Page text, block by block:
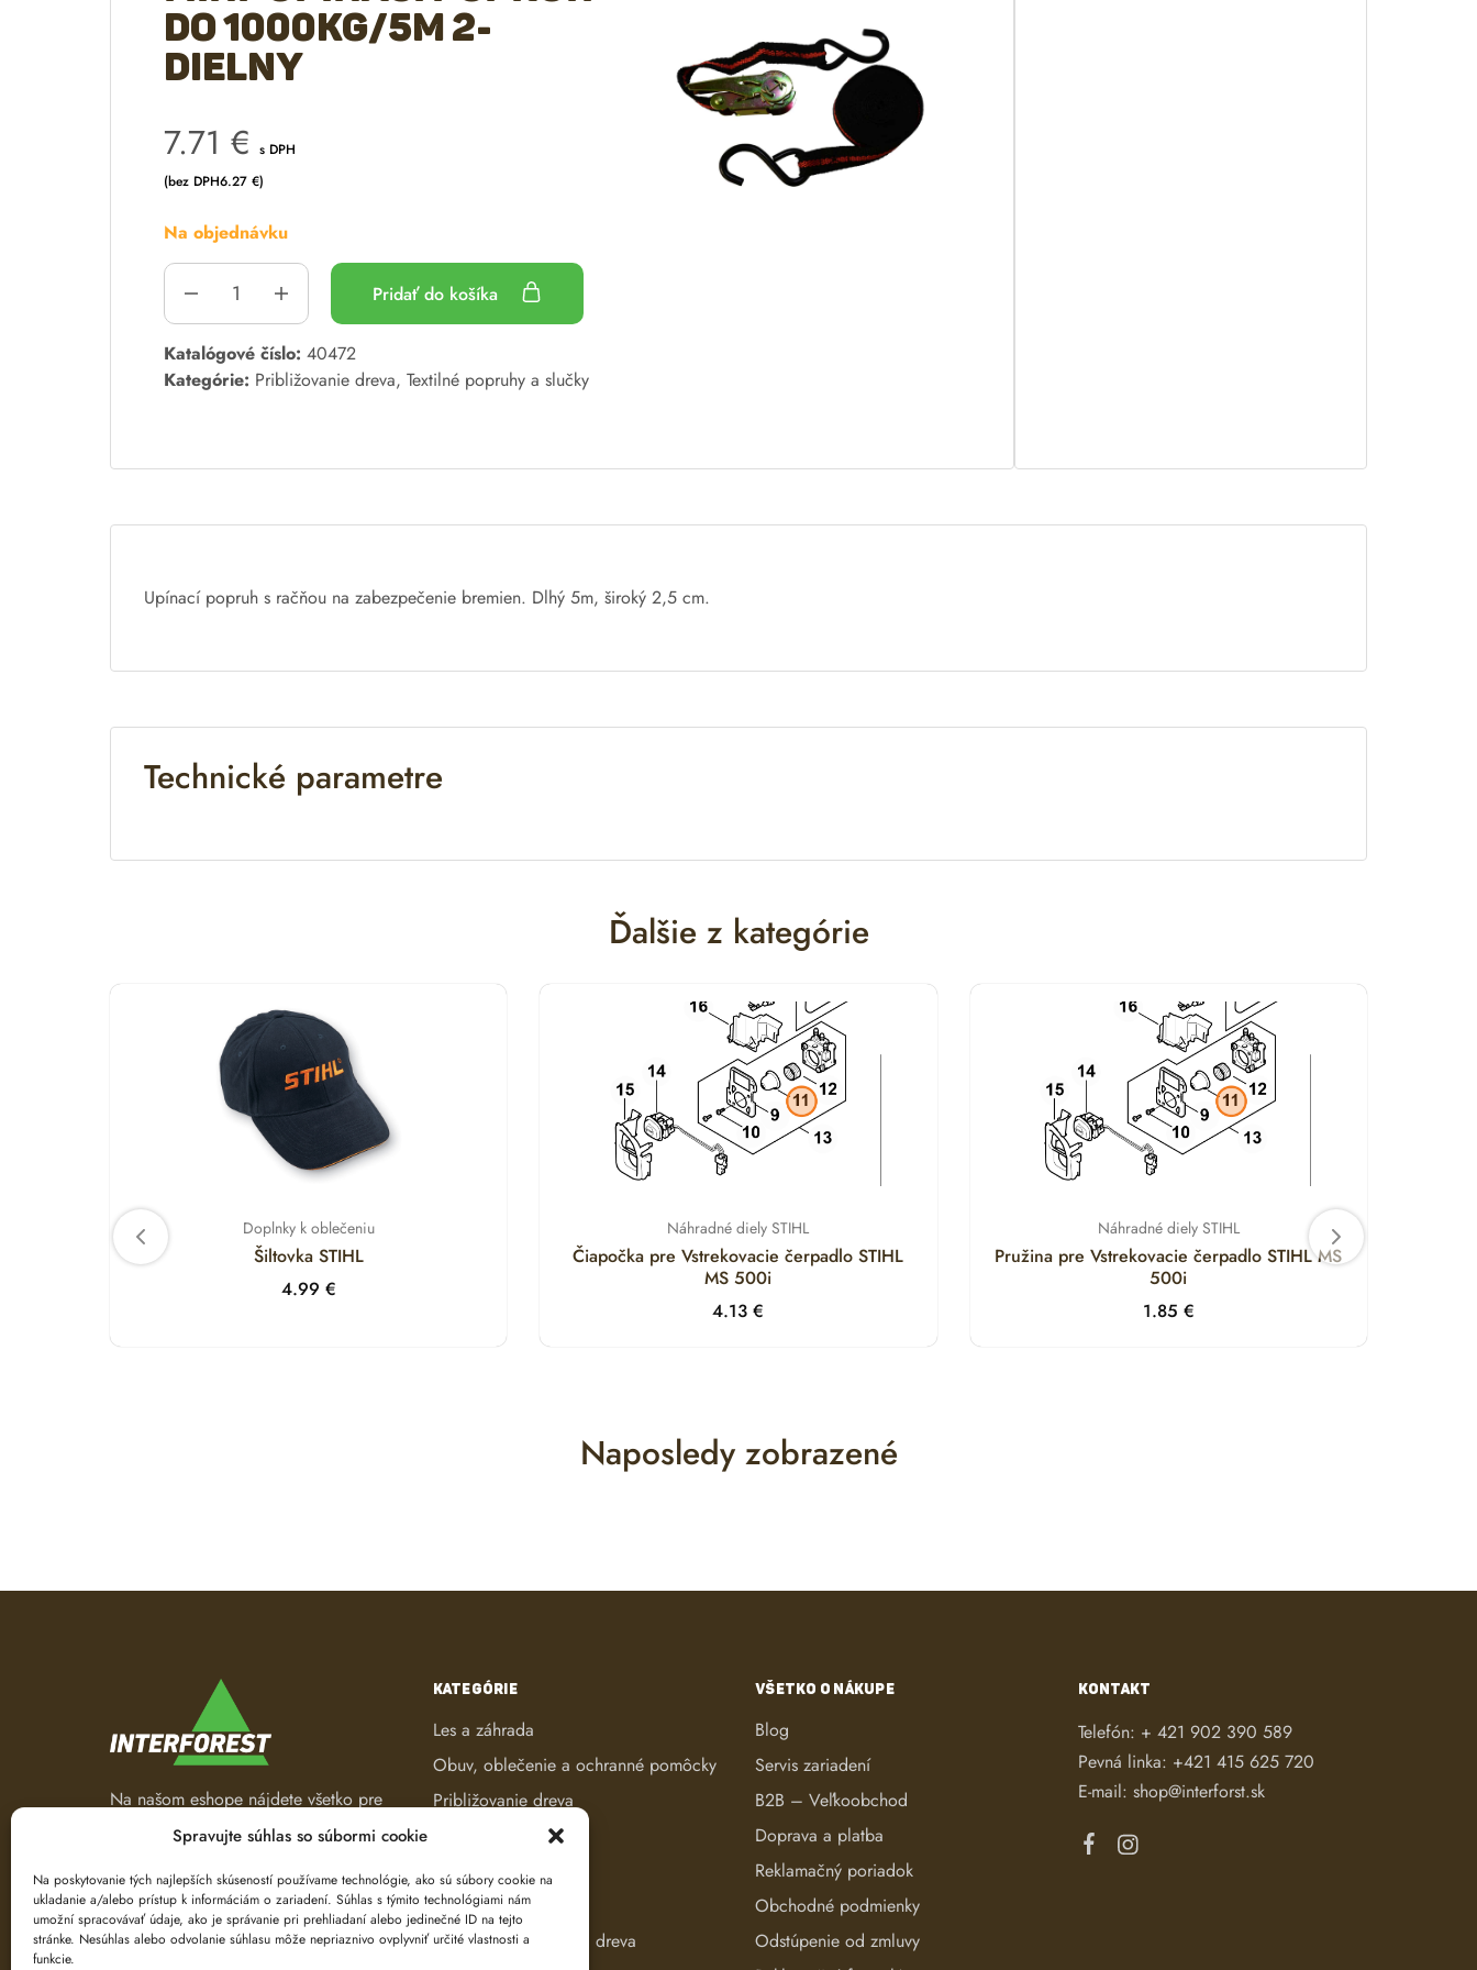
Spravujte súhlas so súbormi cookie
Na poskytovanie tých najlepších skúseností používame technológie, ako sú súbory cookie na
ukladanie a/alebo prístup k informáciám o zariadení. Súhlas s týmito technológiami nám
umožní spracovávať údaje, ako je správanie pri prehliadaní alebo jedinečné ID na tejto
stránke. Nesúhlas alebo odvolanie súhlasu môže nepriaznivo ovplyvniť určité vlastnosti a
funkcie.
do 1000kg/5m 2-
dielny
7.71 € s DPH
(bez DPH6.27 €)
Na objednávku
Pridať do košíka
A
l
v
Katalógové číslo: 40472
Kategórie: Približovanie dreva, Textilné popruhy a slučky
Upínací popruh s račňou na zabezpečenie bremien. Dlhý 5m, široký 2,5 cm.
Technické parametre
Ďalšie z kategórie
Doplnky k oblečeniu
Šiltovka STIHL
4.99 €
Náhradné diely STIHL
Čiapočka pre Vstrekovacie čerpadlo STIHL
MS 500i
4.13€
Náhradné diely STIHL
Pružina pre Vstrekovacie čerpadlo STIHL MS
500i
1.85 €
Naposledy zobrazené
Na našom eshope nájdete všetko pre
les a záhradu. Od pracovného
oblečenia, nástrojov na ťažbu a
spracovanie dreva až po ručné
náradie.
KATEGÓRIE
Les a záhrada
Obuv, oblečenie a ochranné pomôcky
Približovanie dreva
Robotické kosačky
Spracovanie dreva
Ťažba dreva
Značenie a evidencia dreva
VŠETKO O NÁKUPE
Blog
Servis zariadení
B2B – Veľkoobchod
Doprava a platba
Reklamačný poriadok
Obchodné podmienky
Odstúpenie od zmluvy
KONTAKT
Telefón: + 421 902 390 589
Pevná linka: +421 415 625 720
E-mail: shop@interforst.sk